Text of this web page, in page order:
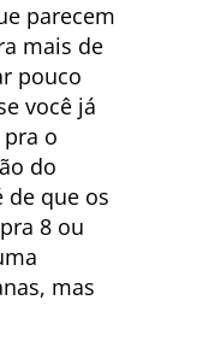
parecem
mais de
pouco
você já
o
do
de que os
8 ou
mas